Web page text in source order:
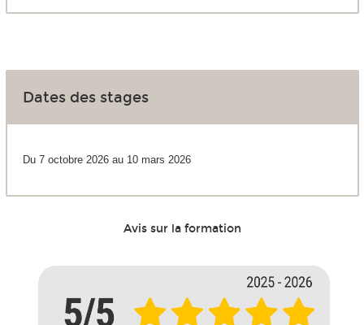
Dates des stages
Du 7 octobre 2026 au 10 mars 2026
Avis sur la formation